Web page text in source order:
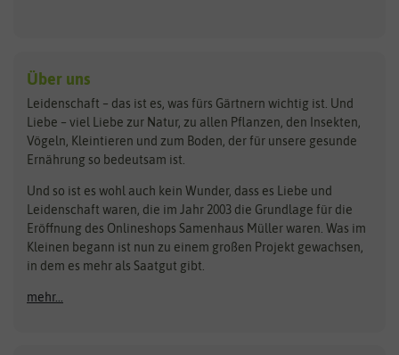
Kräutersamen
Obstsamen
Pilzbrut
Rasensamen
Steckzwiebeln
Zimmer & Kübelpflanzen
Kataloge
Schnäppchen
Anzucht & Gartenzubehör
Anzuchtschalen
Benary
Bingenheimer Saatgut
Bionana
BIOWOL
Blumicorn
Bûten Birds
Dürr-Samen
Feldsaaten Freudenberger
Fertil
Flora Elite
Über uns
Leidenschaft – das ist es, was fürs Gärtnern wichtig ist. Und
Liebe – viel Liebe zur Natur, zu allen Pflanzen, den Insekten,
Vögeln, Kleintieren und zum Boden, der für unsere gesunde
Ernährung so bedeutsam ist.
Und so ist es wohl auch kein Wunder, dass es Liebe und
Leidenschaft waren, die im Jahr 2003 die Grundlage für die
Eröffnung des Onlineshops Samenhaus Müller waren. Was im
Kleinen begann ist nun zu einem großen Projekt gewachsen,
in dem es mehr als Saatgut gibt.
mehr...